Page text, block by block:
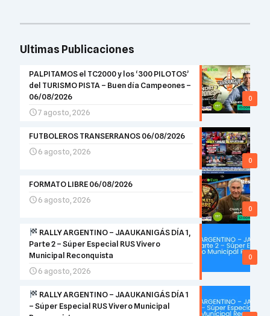
Ultimas Publicaciones
0
PALPITAMOS el TC2000 y los ‘300 PILOTOS’
del TURISMO PISTA – Buen día Campeones –
06/08/2026
7 agosto, 2026
0
FUTBOLEROS TRANSERRANOS 06/08/2026
6 agosto, 2026
0
FORMATO LIBRE 06/08/2026
6 agosto, 2026
0
RALLY ARGENTINO – JAAUKANIGÁS DÍA 1,
Parte 2 – Súper Especial RUS Vivero
Municipal Reconquista
6 agosto, 2026
RALLY ARGENTINO – JAAUKANIGÁS DÍA 1
– Súper Especial RUS Vivero Municipal